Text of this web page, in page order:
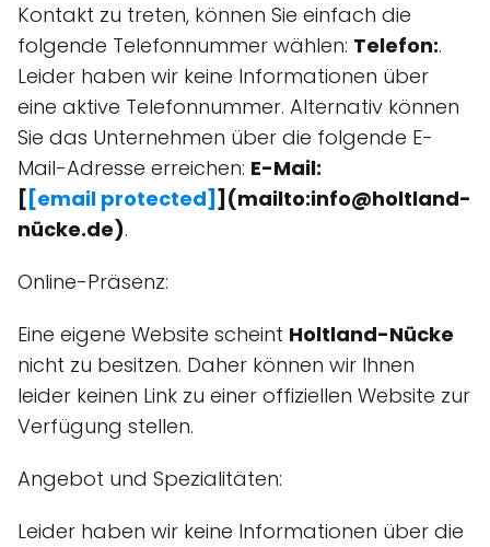
Kontakt zu treten, können Sie einfach die
folgende Telefonnummer wählen: Telefon:.
Leider haben wir keine Informationen über
eine aktive Telefonnummer. Alternativ können
Sie das Unternehmen über die folgende E-
Mail-Adresse erreichen: E-Mail:
[ [email protected] ](mailto:info@holtland-
nücke.de).
Online-Präsenz:
Eine eigene Website scheint Holtland-Nücke
nicht zu besitzen. Daher können wir Ihnen
leider keinen Link zu einer offiziellen Website zur
Verfügung stellen.
Angebot und Spezialitäten:
Leider haben wir keine Informationen über die